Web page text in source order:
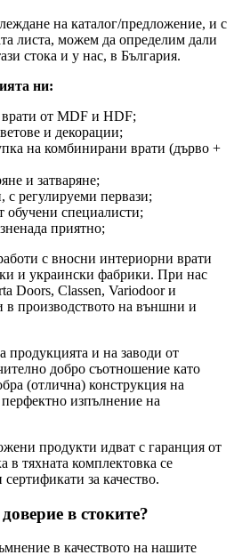
на каталог/предложение, и с
листа, можем да определим дали
стока и у нас, в България.
ни:
от MDF и HDF;
и декорации;
на комбинирани врати (дърво +
и затваряне;
регулируеми первази;
специалисти;
приятно;
с вносни интериорни врати
и украински фабрики. При нас
Doors, Classen, Variodoor и
в производството на външни и
продукцията и на заводи от
добро съотношение като
(отлична) конструкция на
изпълнение на
продукти идват с гаранция от
в тяхната комплектовка се
за качество.
в стоките?
в качеството на нашите